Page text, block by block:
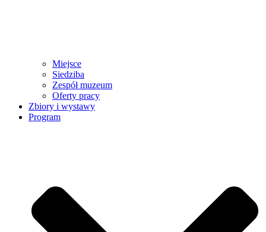
Miejsce
Siedziba
Zespół muzeum
Oferty pracy
Zbiory i wystawy
Program